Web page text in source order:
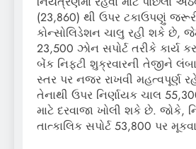
(23,860) થી ઉપર ટકાઉપણું
કોન્સોલિડેશન ચાલુ રહી શકે છે,
23,500 ઝોન સપોર્ટ તરીકે કાર્ય
બેંક નિફ્ટી શુક્રવારની તેજીને
સ્તર પર નજર રાખવી મહત્વપૂર્ણ
તેનાથી ઉપર નિર્ણાયક ચાલ
માટે દરવાજા ખોલી શકે છે. જોકે,
તાત્કાલિક સપોર્ટ 53,800 પર